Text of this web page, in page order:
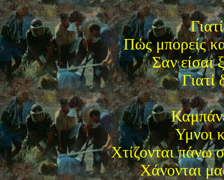
Πώς μπορείς
Σαν είσαι
Γιατί
Υμνοι
Χτίζονται πάνω
Χάνονται